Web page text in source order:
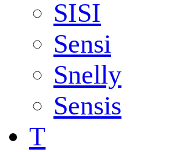
SISI
Sensi
Snelly
Sensis
T